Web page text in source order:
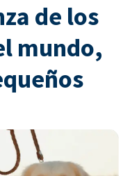
de los
mundo,